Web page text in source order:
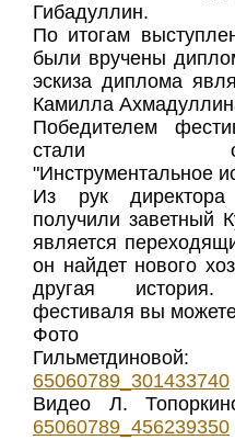
Гибадуллин.
По итогам
были вручены
эскиза диплома
Камилла
Победителем
стали
"Инструментальное
Из рук
получили заветный
является
он найдет нового
другая
фестиваля вы
65060789_301433740
Видео Л.
65060789_456239350